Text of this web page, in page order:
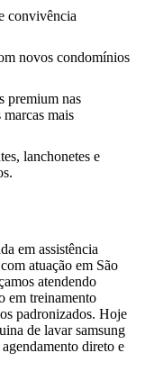
convivência
novos condomínios
premium nas
mais
lanchonetes e
em assistência
atuação em São
atendendo
em treinamento
padronizados. Hoje
de lavar samsung
direto e